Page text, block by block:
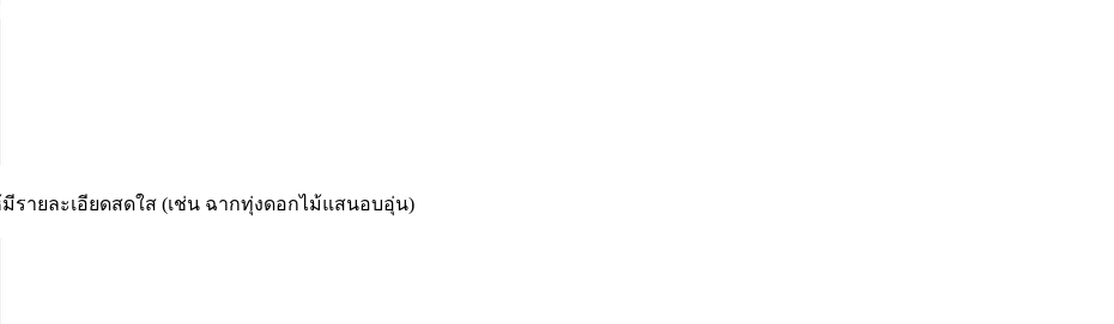
รายละเอียดสดใส (เช่น ฉากทุ่งดอกไม้แสนอบอุ่น)